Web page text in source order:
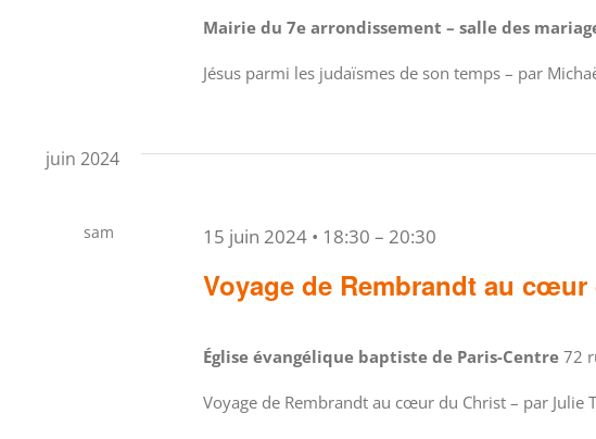
Mairie du 7e arrondissement – salle des
Jésus parmi les judaïsmes de son temps – par
juin 2024
sam
Voyage de Rembrandt au
15 juin 2024 • 18:30 – 20:30
Église évangélique baptiste de Paris-Centre72
Voyage de Rembrandt au cœur du Christ – par Julie